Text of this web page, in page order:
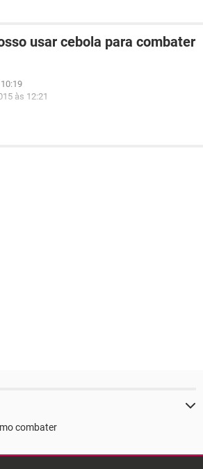
usar cebola para combater
às 12:21
combater